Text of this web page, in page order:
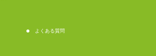
よくある質問